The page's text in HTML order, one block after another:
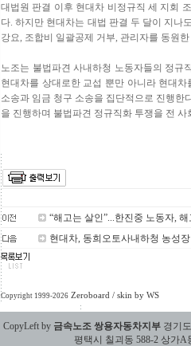
대법원 판결 이후 현대차 비정규직 세 지회
다. 하지만 현대차는 대법 판결 두 달이 지나
강요, 조합비 일괄공제 거부, 관리자를 동원
노조는 불법파견 사내하청 노동자들의 정규
현대차를 상대로한 교섭 뿐만 아니라 현대
소송과 임금 청구 소송을 집단적으로 진행한
을 진행하며 불법파견 정규직화 투쟁을 전
“해고는 살인”...한진중 노동자,
현대차, 동희오토사내하청 농성
Copyright 1999-2026 Zeroboard / skin by WS
CopyLeft by 금속노조 쌍용자동차지부경기도
평택시 칠괴동 588-2 상가A동